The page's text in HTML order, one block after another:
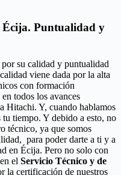
Écija. Puntualidad y
su calidad y puntualidad
viene dada por la alta
con formación
todos los avances
Hitachi. Y, cuando hablamos
tu tiempo. Y debido a esto, no
técnico, ya que somos
para poder darte a ti y a
en Écija. Pero no solo con
el Servicio Técnico y de
la certificación de nuestros